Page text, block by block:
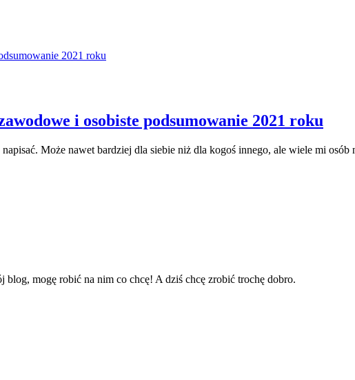
i osobiste podsumowanie 2021 roku
Może nawet bardziej dla siebie niż dla kogoś innego, ale wiele mi
mogę robić na nim co chcę! A dziś chcę zrobić trochę dobro.